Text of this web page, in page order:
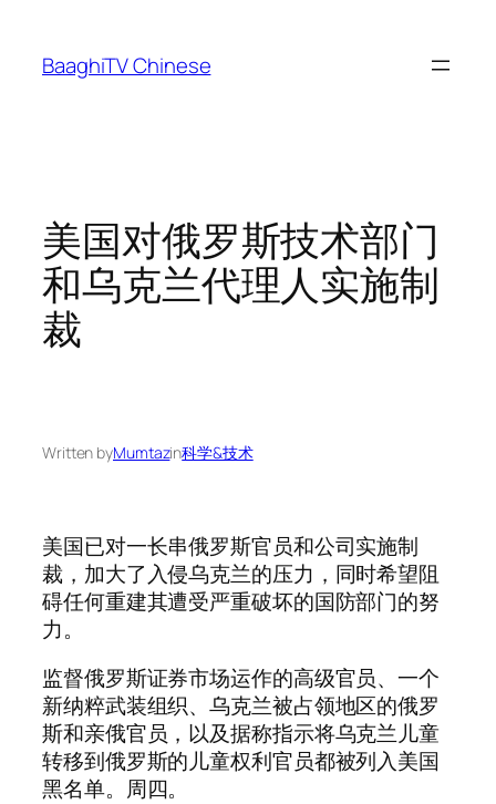
content
BaaghiTV Chinese
美国对俄罗斯技术部门
和乌克兰代理人实施制
裁
Written byMumtazin科学&技术
美国已对一长串俄罗斯官员和公司实施制
裁，加大了入侵乌克兰的压力，同时希望阻
碍任何重建其遭受严重破坏的国防部门的努
力。
监督俄罗斯证券市场运作的高级官员、一个
新纳粹武装组织、乌克兰被占领地区的俄罗
斯和亲俄官员，以及据称指示将乌克兰儿童
转移到俄罗斯的儿童权利官员都被列入美国
黑名单。周四。